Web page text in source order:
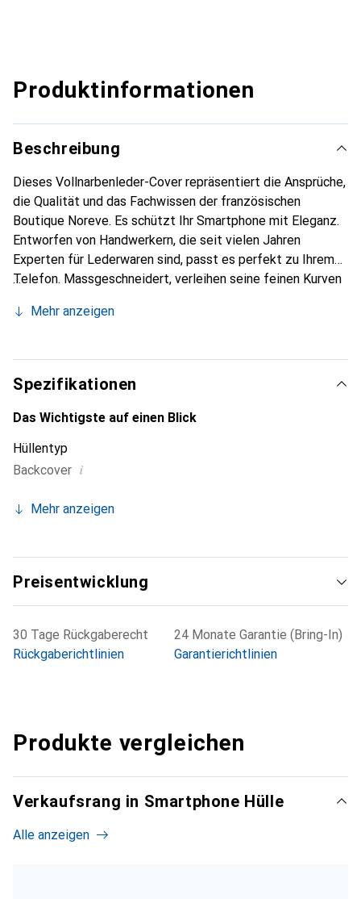
Produktinformationen
Beschreibung
Dieses Vollnarbenleder-Cover repräsentiert die Ansprüche,
die Qualität und das Fachwissen der französischen
Boutique Noreve. Es schützt Ihr Smartphone mit Eleganz.
Entworfen von Handwerkern, die seit vielen Jahren
Experten für Lederwaren sind, passt es perfekt zu Ihrem
Telefon. Massgeschneidert, verleihen seine feinen Kurven
unverzichtbaren Accessoire Ihres Smartphones.
die Marke Noreve eine sichere Wahl für eine
anspruchsvolle Klientel.
Mehr anzeigen
Spezifikationen
Das Wichtigste auf einen Blick
Hüllentyp
Backcover i
Mehr anzeigen
Preisentwicklung
30 Tage Rückgaberecht
Rückgaberichtlinien
24 Monate Garantie (Bring-In)
Garantierichtlinien
Produkte vergleichen
Verkaufsrang in Smartphone Hülle
Alle anzeigen